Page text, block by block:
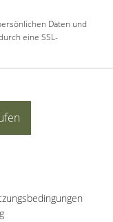
Daten und
eine SSL-